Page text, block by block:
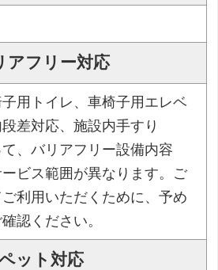
アフリー対応
用トイレ、車椅子用エレベ
差対応、施設内手すり
、バリアフリー設備内容
ビス範囲が異なります。ご
利用いただくために、予め
認ください。
ット対応